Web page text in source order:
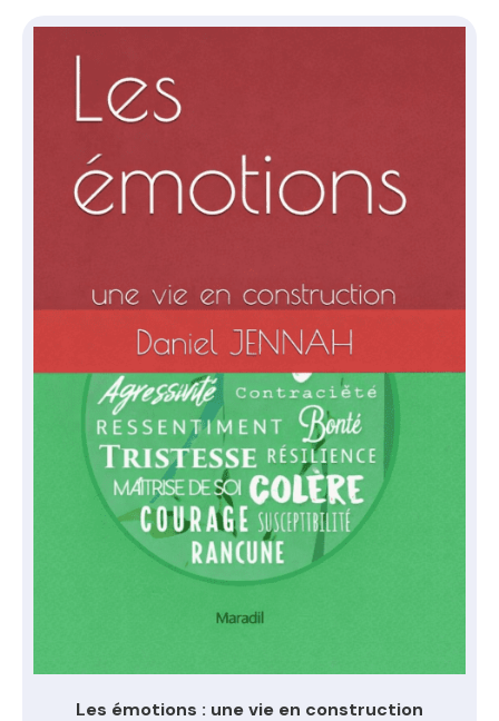
Les émotions : une vie en construction